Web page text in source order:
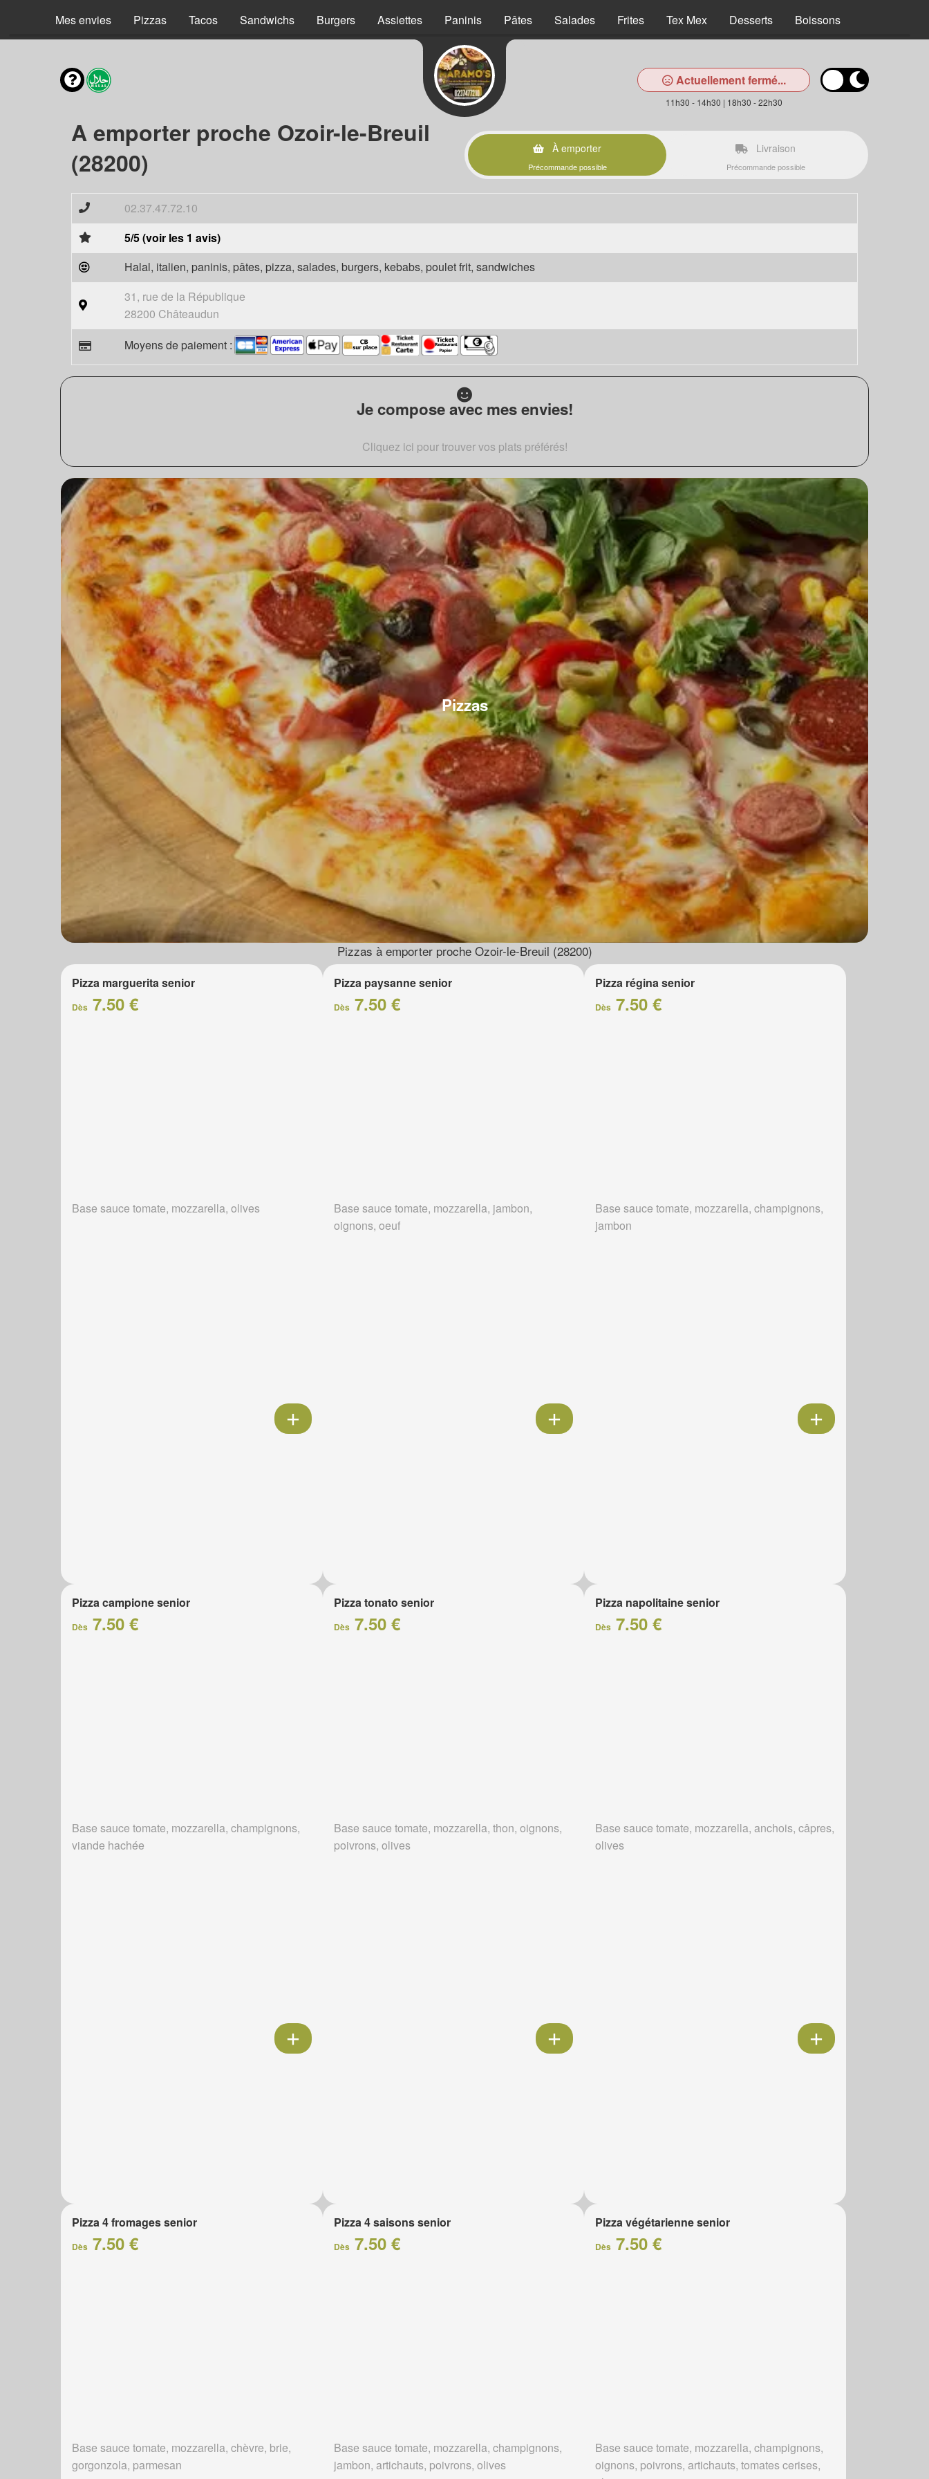
Mes envies Pizzas Tacos Sandwichs Burgers Assiettes Paninis Pâtes Salades Frites Tex Mex Desserts Boissons
Actuellement fermé...
11h30 - 14h30 | 18h30 - 22h30
A emporter proche Ozoir-le-Breuil
(28200)
À emporter
Précommande possible
Livraison
Précommande possible
02.37.47.72.10
5/5 (voir les 1 avis)
Halal, italien, paninis, pâtes, pizza, salades, burgers, kebabs, poulet frit, sandwiches
31, rue de la République
28200 Châteaudun
Moyens de paiement :
Je compose avec mes envies!
Cliquez ici pour trouver vos plats préférés!
Pizzas
Pizzas à emporter proche Ozoir-le-Breuil (28200)
Pizza marguerita senior
Dès 7.50 €
Base sauce tomate, mozzarella, olives
Pizza paysanne senior
Dès 7.50 €
Base sauce tomate, mozzarella, jambon,
oignons, oeuf
Pizza régina senior
Dès 7.50 €
Base sauce tomate, mozzarella, champignons,
jambon
Pizza campione senior
Dès 7.50 €
Base sauce tomate, mozzarella, champignons,
viande hachée
Pizza tonato senior
Dès 7.50 €
Base sauce tomate, mozzarella, thon, oignons,
poivrons, olives
Pizza napolitaine senior
Dès 7.50 €
Base sauce tomate, mozzarella, anchois, câpres,
olives
Pizza 4 fromages senior
Dès 7.50 €
Base sauce tomate, mozzarella, chèvre, brie,
gorgonzola, parmesan
Pizza 4 saisons senior
Dès 7.50 €
Base sauce tomate, mozzarella, champignons,
jambon, artichauts, poivrons, olives
Pizza végétarienne senior
Dès 7.50 €
Base sauce tomate, mozzarella, champignons,
oignons, poivrons, artichauts, tomates cerises,